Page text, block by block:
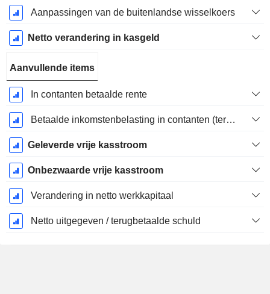
Aanpassingen van de buitenlandse wisselkoers
Netto verandering in kasgeld
Aanvullende items
In contanten betaalde rente
Betaalde inkomstenbelasting in contanten (teruggave)
Geleverde vrije kasstroom
Onbezwaarde vrije kasstroom
Verandering in netto werkkapitaal
Netto uitgegeven / terugbetaalde schuld